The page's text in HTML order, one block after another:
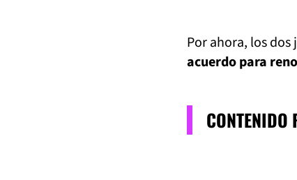
Por ahora, los
acuerdo para
CONTENIDO